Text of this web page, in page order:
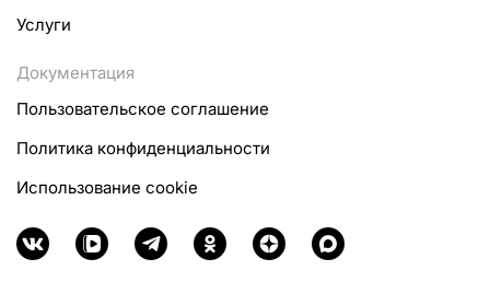
Услуги
Документация
Пользовательское соглашение
Политика конфиденциальности
Использование cookie